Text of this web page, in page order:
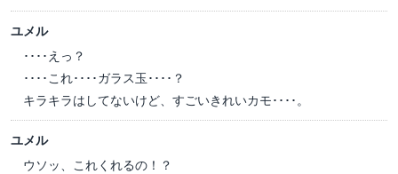
ユメル
････えっ？
････これ････ガラス玉････？
キラキラはしてないけど、すごいきれいカモ････。
ユメル
ウソッ、これくれるの！？